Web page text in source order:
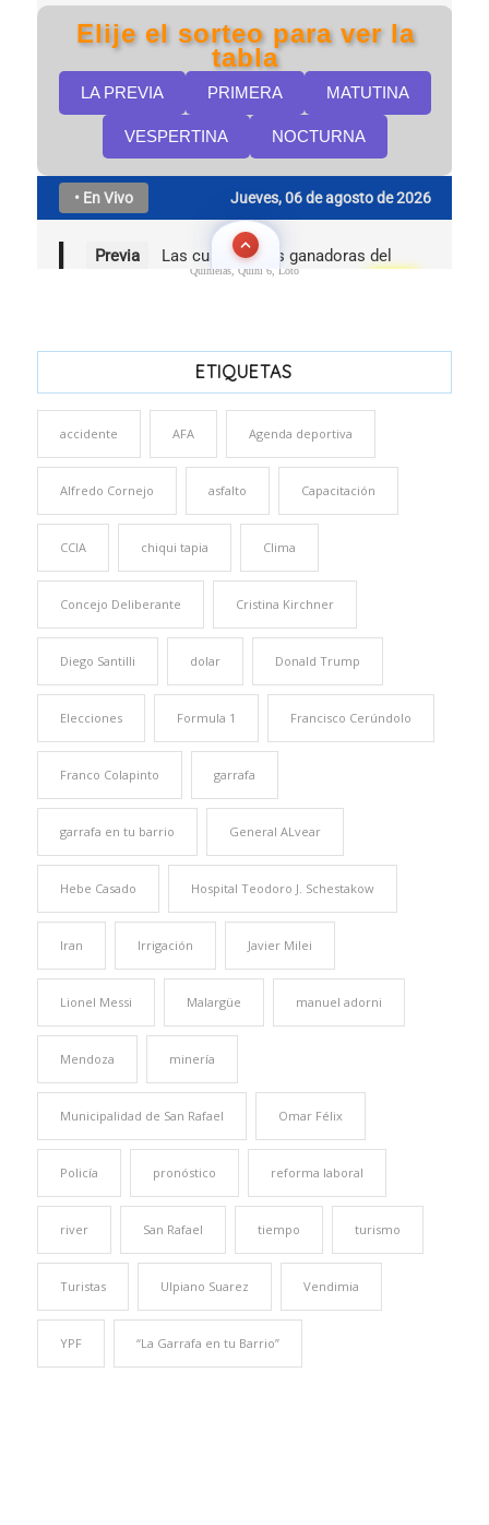
Quinielas, Quini 6, Loto
ETIQUETAS
accidente AFA Agenda deportiva
Alfredo Cornejo asfalto Capacitación
CCIA chiqui tapia Clima
Concejo Deliberante Cristina Kirchner
Diego Santilli dolar Donald Trump
Elecciones Formula 1 Francisco Cerúndolo
Franco Colapinto garrafa
garrafa en tu barrio General ALvear
Hebe Casado Hospital Teodoro J. Schestakow
Iran Irrigación Javier Milei
Lionel Messi Malargüe manuel adorni
Mendoza minería
Municipalidad de San Rafael Omar Félix
Policía pronóstico reforma laboral
river San Rafael tiempo turismo
Turistas Ulpiano Suarez Vendimia
YPF “La Garrafa en tu Barrio”